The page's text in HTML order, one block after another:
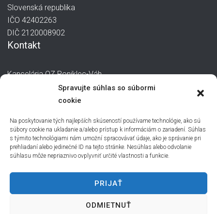
Spravujte súhlas so súbormi
cookie
Na poskytovanie tých najlepších skúseností používame technológie, ako sú
súbory cookie na ukladanie a/alebo prístup k informáciám o zariadení. Súhlas
s týmito technológiami nám umožní spracovávať údaje, ako je správanie pri
prehliadaní alebo jedinečné ID na tejto stránke. Nesúhlas alebo odvolanie
súhlasu môže nepriaznivo ovplyvniť určité vlastnosti a funkcie.
PRIJAŤ
ODMIETNUŤ
Slovenská republika
IČO 42402263
DIČ 2120008902
Kontakt
Kancelária OZ Poniklec-Váh
manager@poniklec-vah.sk